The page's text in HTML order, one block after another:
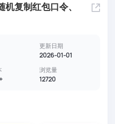
复制红包口令、
更新日期
2026-01-01
浏览量
12720